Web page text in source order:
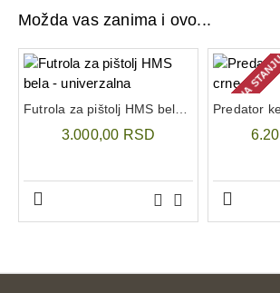
Višestruke pregrade za optimalnu
Sigurno zatvaranje pomoću čička ili
Bilo da ste na terenu, u službi ili u
upotrebi, ova torbica je pouzdan
Možda vas zanima i ovo...
Futrola za pištolj HMS bela - univerzalna
3.000,00 RSD
NEMA NA